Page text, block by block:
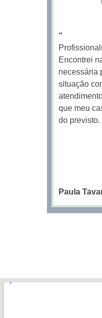
“
Encontrei
necessária
situação
que meu
do
Paula